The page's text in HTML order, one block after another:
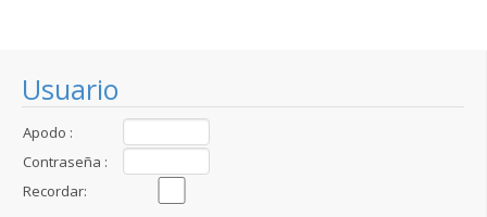
Usuario
Apodo :
Contraseña :
Recordar: